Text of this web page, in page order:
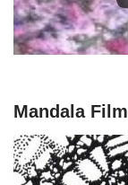
Mandala Film